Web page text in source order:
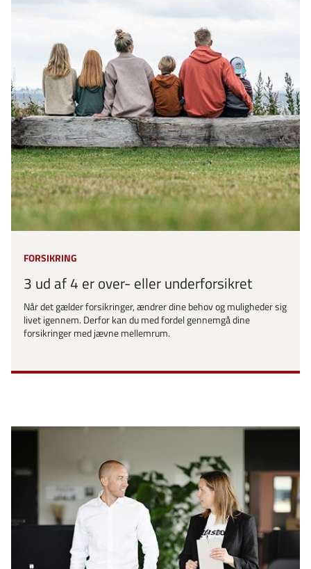
FORSIKRING
3 ud af 4 er over- eller underforsikret
Når det gælder forsikringer, ændrer dine behov og muligheder sig
livet igennem. Derfor kan du med fordel gennemgå dine
forsikringer med jævne mellemrum.